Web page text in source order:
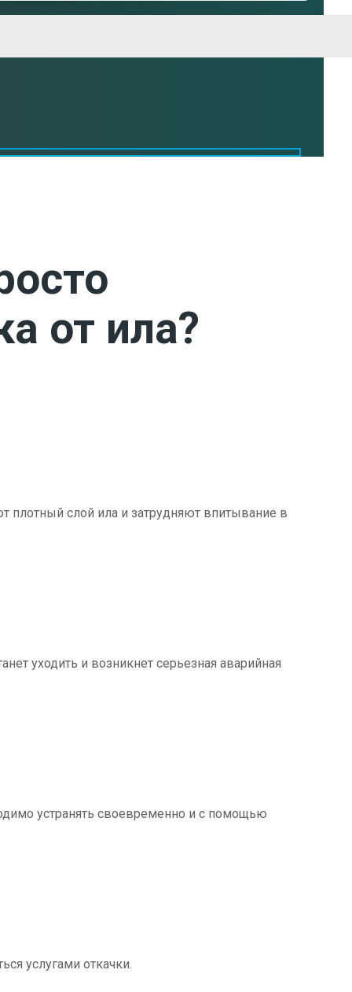
от ила?
плотный слой ила и затрудняют впитывание в
уходить и возникнет серьезная аварийная
устранять своевременно и с помощью
услугами откачки.